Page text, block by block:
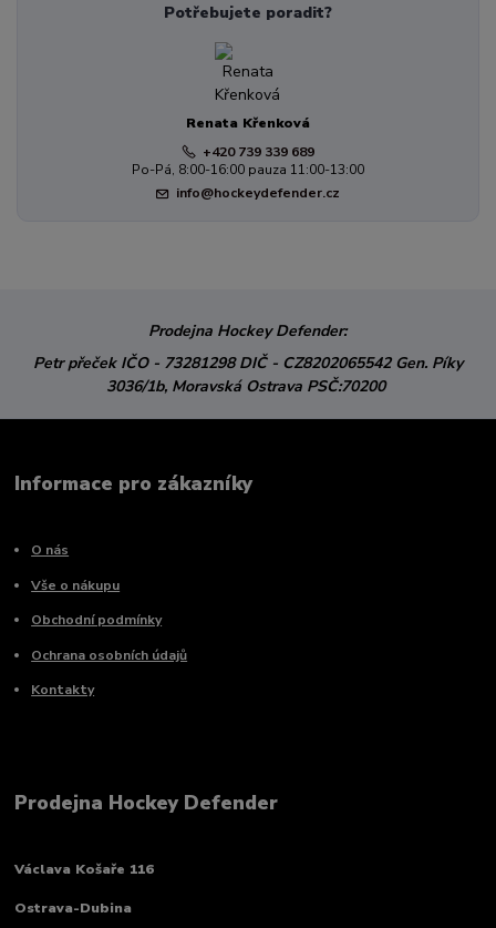
Potřebujete poradit?
Renata Křenková
+420 739 339 689
Po-Pá, 8:00-16:00 pauza 11:00-13:00
info@hockeydefender.cz
Prodejna Hockey Defender:
Petr přeček IČO - 73281298DIČ - CZ8202065542 Gen. Píky
3036/1b, Moravská Ostrava PSČ:70200
Informace pro zákazníky
O nás
Vše o nákupu
Obchodní podmínky
Ochrana osobních údajů
Kontakty
Prodejna Hockey Defender
Václava Košaře 116
Ostrava-Dubina